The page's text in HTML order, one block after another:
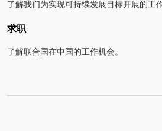
了解我们为实现可持续发展目标开展的工作
求职
了解联合国在中国的工作机会。